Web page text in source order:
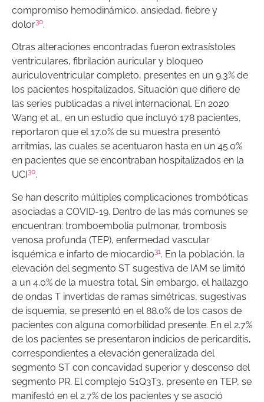
compromiso hemodinámico, ansiedad, fiebre y
dolor30.
Otras alteraciones encontradas fueron extrasístoles
ventriculares, fibrilación auricular y bloqueo
auriculoventricular completo, presentes en un 9.3% de
los pacientes hospitalizados. Situación que difiere de
las series publicadas a nivel internacional. En 2020
Wang et al., en un estudio que incluyó 178 pacientes,
reportaron que el 17.0% de su muestra presentó
arritmias, las cuales se acentuaron hasta en un 45.0%
en pacientes que se encontraban hospitalizados en la
UCI 30.
Se han descrito múltiples complicaciones trombóticas
asociadas a COVID-19. Dentro de las más comunes se
encuentran: tromboembolia pulmonar, trombosis
venosa profunda (TEP), enfermedad vascular
isquémica e infarto de miocardio31. En la población, la
elevación del segmento ST sugestiva de IAM se limitó
a un 4.0% de la muestra total. Sin embargo, el hallazgo
de ondas T invertidas de ramas simétricas, sugestivas
de isquemia, se presentó en el 88.0% de los casos de
pacientes con alguna comorbilidad presente. En el 2.7%
de los pacientes se presentaron indicios de pericarditis,
correspondientes a elevación generalizada del
segmento ST con concavidad superior y descenso del
segmento PR. El complejo S1Q3T3, presente en TEP, se
manifestó en el 2.7% de los pacientes y se asoció